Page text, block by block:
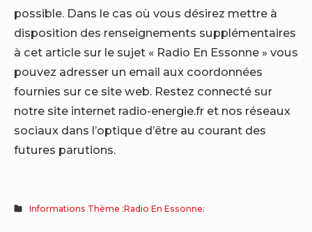
possible. Dans le cas où vous désirez mettre à
disposition des renseignements supplémentaires
à cet article sur le sujet « Radio En Essonne » vous
pouvez adresser un email aux coordonnées
fournies sur ce site web. Restez connecté sur
notre site internet radio-energie.fr et nos réseaux
sociaux dans l’optique d’être au courant des
futures parutions.
Informations Thème :Radio En Essonne: